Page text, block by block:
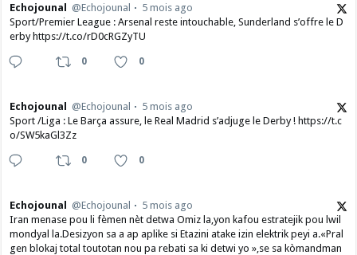
Echojounal @Echojounal
5 mois ago
Sport/Premier League : Arsenal reste intouchable, Sunderland s’offre le D
erby https://t.co/rD0cRGZyTU
0 0
Echojounal @Echojounal
5 mois ago
Sport /Liga : Le Barça assure, le Real Madrid s’adjuge le Derby ! https://t.c
o/SW5kaGl3Zz
0 0
Echojounal @Echojounal
5 mois ago
Iran menase pou li fèmen nèt detwa Omiz la,yon kafou estratejik pou lwil
mondyal la.Desizyon sa a ap aplike si Etazini atake izin elektrik peyi a.​«Pral
gen blokaj total toutotan nou pa rebati sa ki detwi yo »,se sa kòmandman